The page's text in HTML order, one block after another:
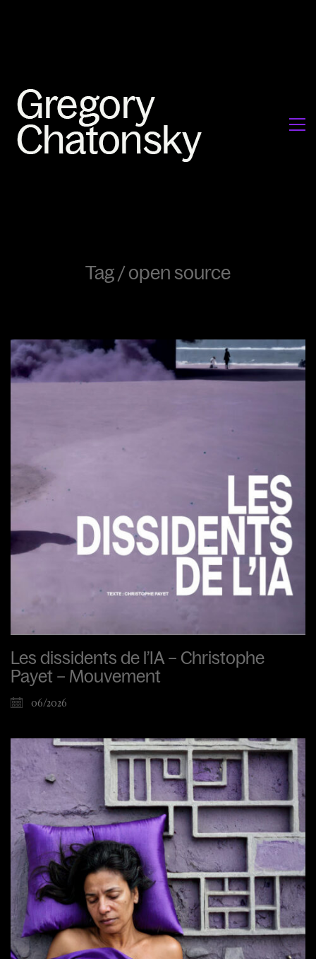
Tag /open source
Les dissidents de l’IA – Christophe
Payet – Mouvement
06/2026